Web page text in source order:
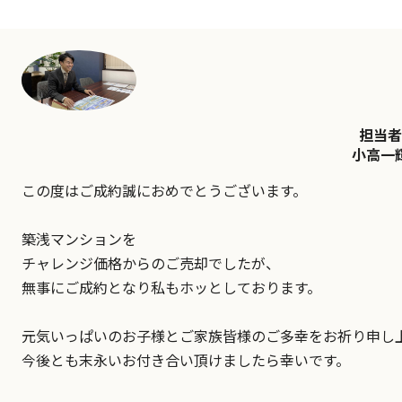
担当者
小高一
この度はご成約誠におめでとうございます。
築浅マンションを
チャレンジ価格からのご売却でしたが、
無事にご成約となり私もホッとしております。
元気いっぱいのお子様とご家族皆様のご多幸をお祈り申し
今後とも末永いお付き合い頂けましたら幸いです。